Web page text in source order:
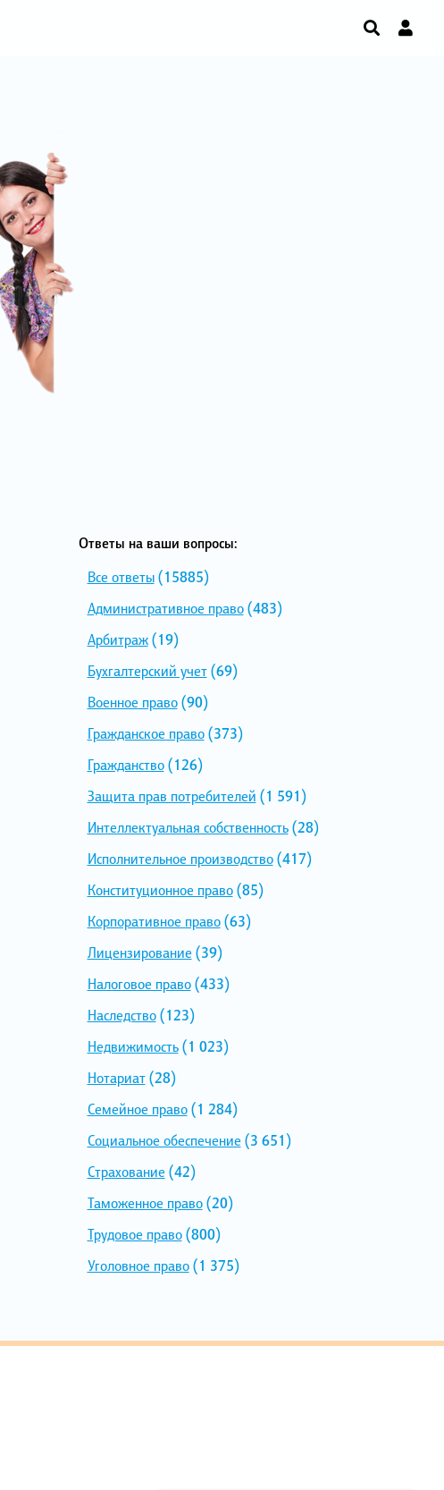
Ответы на ваши вопросы:
Все ответы(15885)
Административное право(483)
Арбитраж(19)
Бухгалтерский учет(69)
Военное право(90)
Гражданское право(373)
Гражданство(126)
Защита прав потребителей (1 591)
Интеллектуальная собственность(28)
Исполнительное производство(417)
Конституционное право(85)
Корпоративное право(63)
Лицензирование (39)
Налоговое право(433)
Наследство(123)
Недвижимость(1 023)
Нотариат(28)
Семейное право(1 284)
Социальное обеспечение (3 651)
Страхование (42)
Таможенное право(20)
Трудовое право(800)
Уголовное право(1 375)